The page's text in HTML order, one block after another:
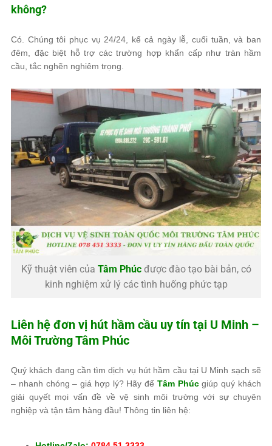
không?
Có. Chúng tôi phục vụ 24/24, kể cả ngày lễ, cuối tuần, và ban
đêm, đặc biệt hỗ trợ các trường hợp khẩn cấp như tràn hầm
cầu, tắc nghẽn nghiêm trọng.
Kỹ thuật viên của Tâm Phúcđược đào tạo bài bản, có
kinh nghiệm xử lý các tình huống phức tạp
Liên hệ đơn vị hút hầm cầu uy tín tại U Minh –
Môi Trường Tâm Phúc
Quý khách đang cần tìm dịch vụ hút hầm cầu tại U Minh sạch sẽ
– nhanh chóng – giá hợp lý? Hãy để Tâm Phúcgiúp quý khách
giải quyết mọi vấn đề về vệ sinh môi trường với sự chuyên
nghiệp và tận tâm hàng đầu! Thông tin liên hệ: